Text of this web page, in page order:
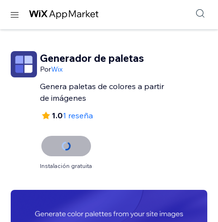
Generador de paletas
PorWix
Genera paletas de colores a partir
de imágenes
1.01 reseña
Instalación gratuita